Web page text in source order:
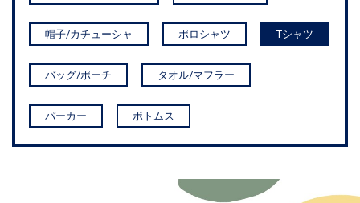
帽子/カチューシャ ポロシャツ Tシャツ
バッグ/ポーチ タオル/マフラー
パーカー ボトムス